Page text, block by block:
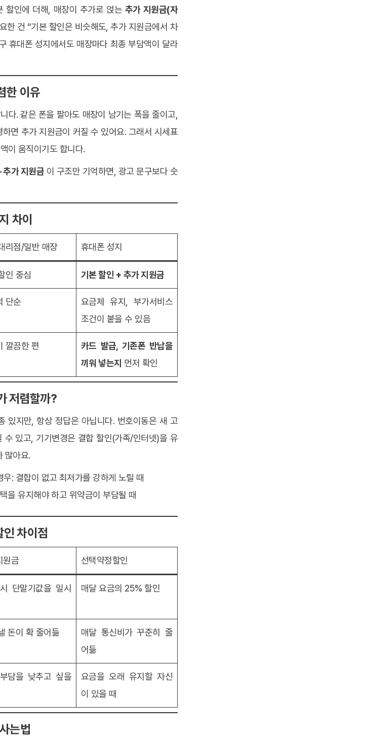
할인에 더해, 매장이 추가로 얹는 추가 지원금(자
한 건 “기본 할인은 비슷해도, 추가 지원금에서 차
휴대폰 성지에서도 매장마다 최종 부담액이 달라
한 이유
다. 같은 폰을 팔아도 매장이 남기는 폭을 줄이고,
면 추가 지원금이 커질 수 있어요. 그래서 시세표
이 움직이기도 합니다.
추가 지원금 이 구조만 기억하면, 광고 문구보다 숫
차이
리점/일반 매장 휴대폰 성지
인 중심 기본 할인 + 추가 지원금
단순
요금제 유지, 부가서비스
조건이 붙을 수 있음
깔끔한 편
카드 발급, 기존폰 반납을
끼워 넣는지 먼저 확인
저렴할까?
있지만, 항상 정답은 아닙니다. 번호이동은 새 고
수 있고, 기기변경은 결합 할인(가족/인터넷)을 유
많아요.
: 결합이 없고 최저가를 강하게 노릴 때
을 유지해야 하고 위약금이 부담될 때
인 차이점
원금 선택약정할인
단말기값을 일시
매달 요금의 25% 할인
돈이 확 줄어듦
매달 통신비가 꾸준히 줄
어듦
담을 낮추고 싶을
요금을 오래 유지할 자신
이 있을 때
는법